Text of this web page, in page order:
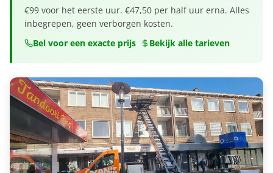
€99 voor het eerste uur. €47,50 per half uur erna. Alles
inbegrepen, geen verborgen kosten.
Bel voor een exacte prijs
Bekijk alle tarieven